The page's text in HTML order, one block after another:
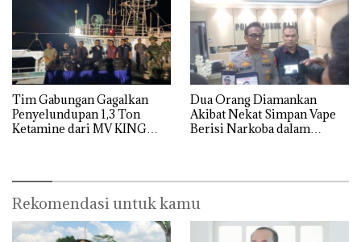
Tim Gabungan Gagalkan
Penyelundupan 1,3 Ton
Ketamine dari MV KING
Dua Orang Diamankan
Akibat Nekat Simpan Vape
Berisi Narkoba dalam
Rekomendasi untuk kamu